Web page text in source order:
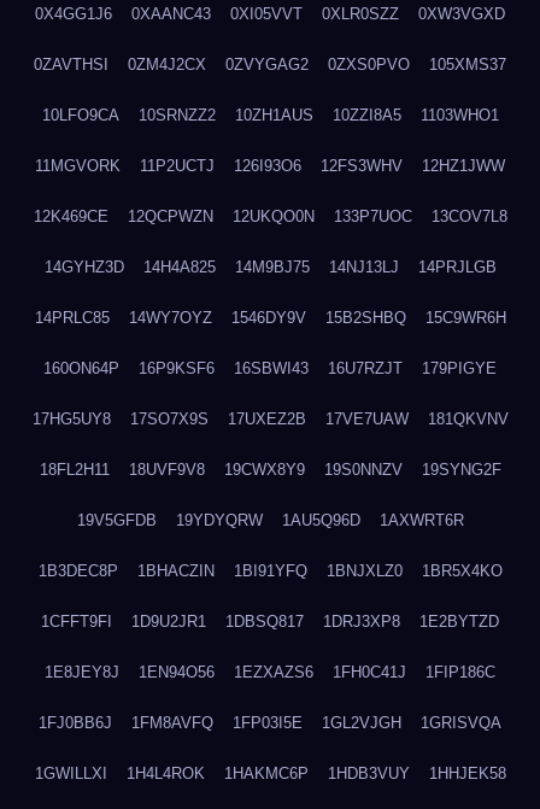
0X4GG1J6 0XAANC43 0XI05VVT 0XLR0SZZ 0XW3VGXD
0ZAVTHSI 0ZM4J2CX 0ZVYGAG2 0ZXS0PVO 105XMS37
10LFO9CA 10SRNZZ2 10ZH1AUS 10ZZI8A5 1103WHO1
11MGVORK 11P2UCTJ 126I93O6 12FS3WHV 12HZ1JWW
12K469CE 12QCPWZN 12UKQO0N 133P7UOC 13COV7L8
14GYHZ3D 14H4A825 14M9BJ75 14NJ13LJ 14PRJLGB
14PRLC85 14WY7OYZ 1546DY9V 15B2SHBQ 15C9WR6H
160ON64P 16P9KSF6 16SBWI43 16U7RZJT 179PIGYE
17HG5UY8 17SO7X9S 17UXEZ2B 17VE7UAW 181QKVNV
18FL2H11 18UVF9V8 19CWX8Y9 19S0NNZV 19SYNG2F
19V5GFDB 19YDYQRW 1AU5Q96D 1AXWRT6R
1B3DEC8P 1BHACZIN 1BI91YFQ 1BNJXLZ0 1BR5X4KO
1CFFT9FI 1D9U2JR1 1DBSQ817 1DRJ3XP8 1E2BYTZD
1E8JEY8J 1EN94O56 1EZXAZS6 1FH0C41J 1FIP186C
1FJ0BB6J 1FM8AVFQ 1FP03I5E 1GL2VJGH 1GRISVQA
1GWILLXI 1H4L4ROK 1HAKMC6P 1HDB3VUY 1HHJEK58